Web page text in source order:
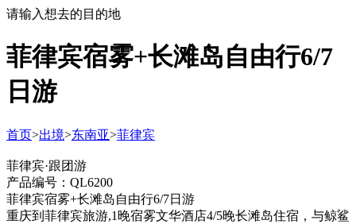
请输入想去的目的地
菲律宾宿雾+长滩岛自由行6/7
日游
首页>出境>东南亚>菲律宾
菲律宾·跟团游
产品编号：QL6200
菲律宾宿雾+长滩岛自由行6/7日游
重庆到菲律宾旅游,1晚宿雾文华酒店4/5晚长滩岛住宿，与鲸鲨